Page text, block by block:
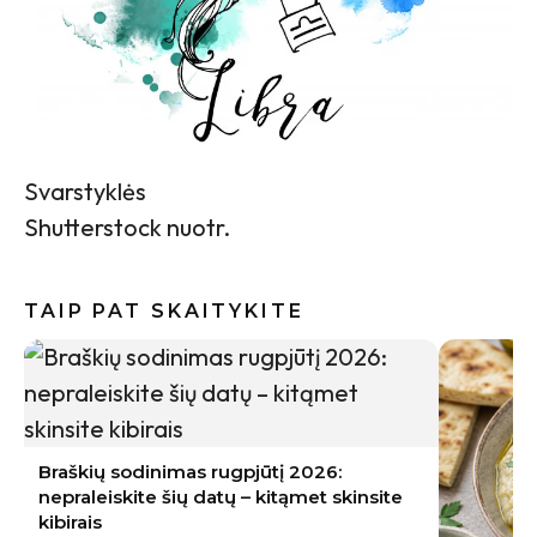
Svarstyklės
Shutterstock nuotr.
TAIP PAT SKAITYKITE
Braškių sodinimas rugpjūtį 2026:
nepraleiskite šių datų – kitąmet skinsite
kibirais